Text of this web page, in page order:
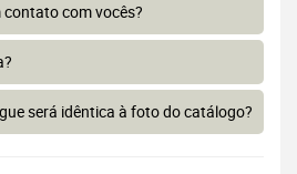
com vocês?
será idêntica à foto do catálogo?